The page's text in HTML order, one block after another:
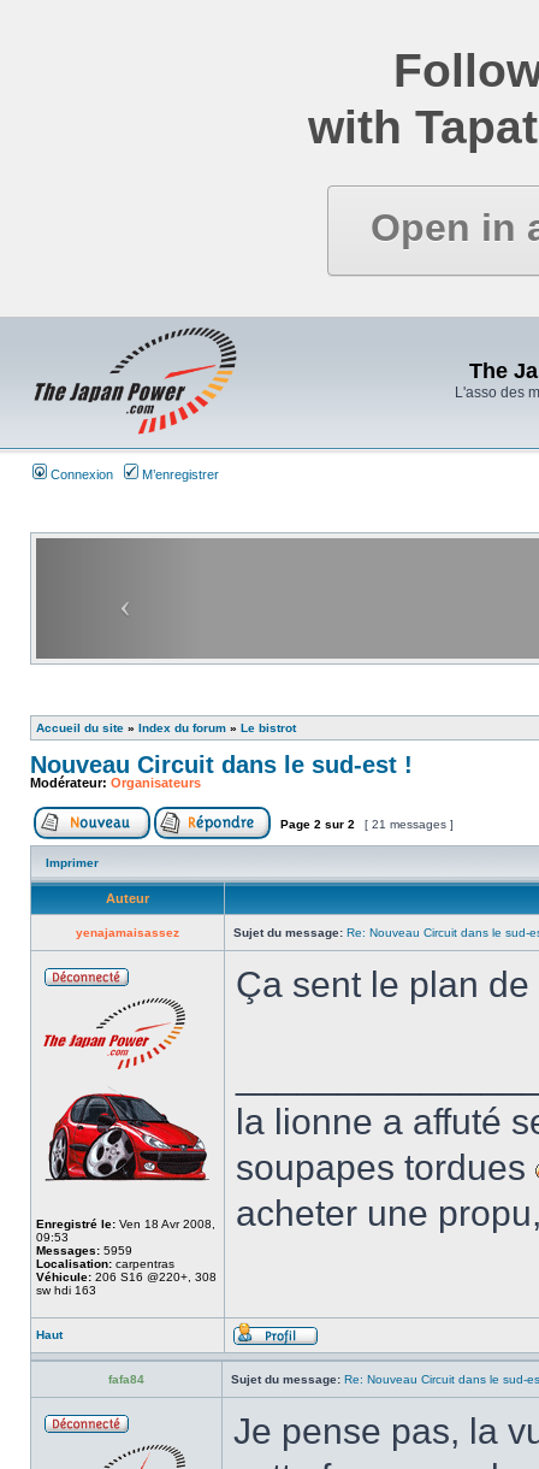
with
Open in
The
L'asso des
Connexion M’enregistrer
Accueil du site » Index du forum » Le bistrot
Nouveau Circuit dans le sud-est !
Modérateur: Organisateurs
Page 2 sur 2 [ 21 messages ]
Imprimer
Auteur
yenajamaisassez Sujet du message: Re: Nouveau Circuit dans le sud-
Enregistré le: Ven 18 Avr 2008,
09:53
Messages: 5959
Localisation: carpentras
Véhicule: 206 S16 @220+, 308
sw hdi 163
Ça sent le plan de
la lionne a affuté
soupapes tordues
acheter une
Haut
fafa84 Sujet du message: Re: Nouveau Circuit dans le sud-
Je pense pas, la